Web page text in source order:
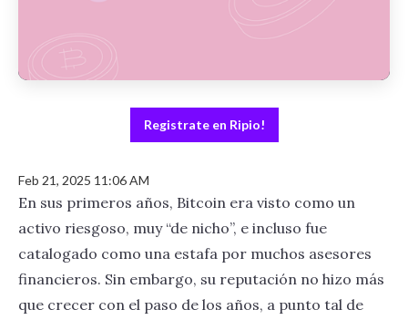
Registrate en Ripio!
Feb 21, 2025 11:06 AM
En sus primeros años, Bitcoin era visto como un
activo riesgoso, muy “de nicho”, e incluso fue
catalogado como una estafa por muchos asesores
financieros. Sin embargo, su reputación no hizo más
que crecer con el paso de los años, a punto tal de